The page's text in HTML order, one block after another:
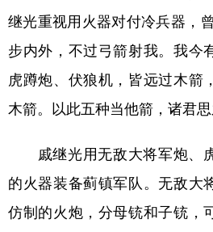
继光重视用火器对付冷兵器，
步内外，不过弓箭射我。我今
虎蹲炮、伏狼机，皆远过木箭
木箭。以此五种当他箭，诸君
戚继光用无敌大将军炮、虎
的火器装备蓟镇军队。无敌大
仿制的火炮，分母铳和子铳，